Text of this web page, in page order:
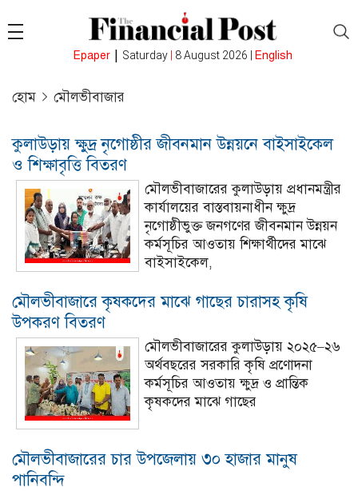
Epaper| Saturday 8 August 2026 | English
হোম মৌলভীবাজার
কুলাউড়ায় ক্ষুদ্র নৃগোষ্ঠীর জীবনমান উন্নয়নে বাইসাইকেল
ও শিক্ষাবৃত্তি বিতরণ
মৌলভীবাজারের কুলাউড়ায় প্রধানমন্ত্রীর
কার্যালয়ের বাস্তবায়নাধীন ক্ষুদ্র
নৃগোষ্ঠীভুক্ত জনগণের জীবনমান উন্নয়ন
কর্মসূচির আওতায় শিক্ষার্থীদের মাঝে
বাইসাইকেল,
মৌলভীবাজারে কৃষকদের মাঝে গাছের চারাসহ কৃষি
উপকরণ বিতরণ
মৌলভীবাজারের কুলাউড়ায় ২০২৫–২৬
অর্থবছরের সরকারি কৃষি প্রণোদনা
কর্মসূচির আওতায় ক্ষুদ্র ও প্রান্তিক
কৃষকদের মাঝে গাছের
মৌলভীবাজারের চার উপজেলায় ৩০ হাজার মানুষ
পানিবন্দি